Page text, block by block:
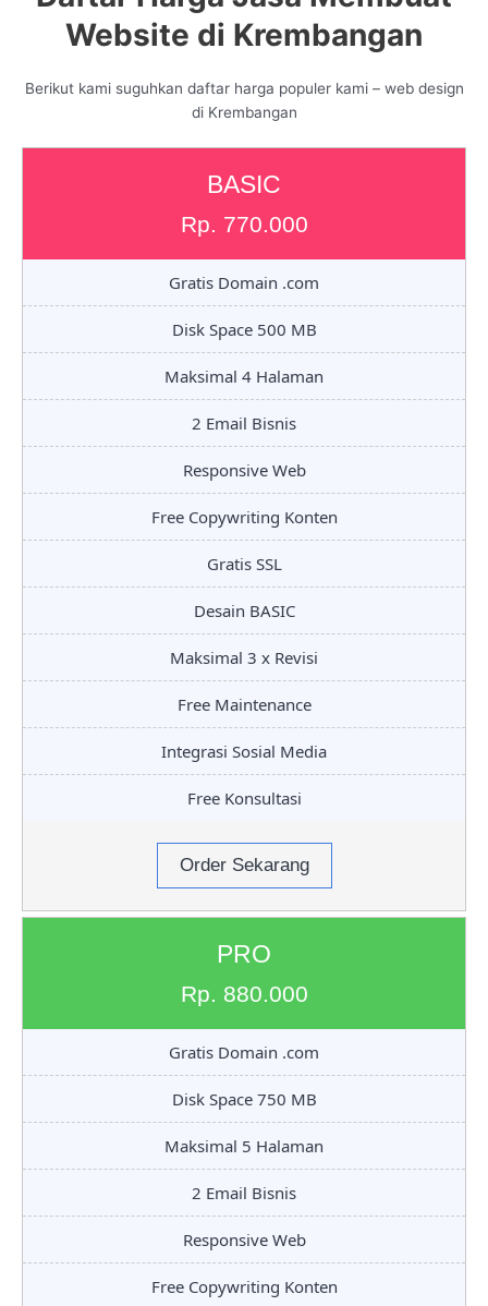
Website di Krembangan
Berikut kami suguhkan daftar harga populer kami – web design
di Krembangan
BASIC
Rp. 770.000
Gratis Domain .com
Disk Space 500 MB
Maksimal 4 Halaman
2 Email Bisnis
Responsive Web
Free Copywriting Konten
Gratis SSL
Desain BASIC
Maksimal 3 x Revisi
Free Maintenance
Integrasi Sosial Media
Free Konsultasi
Order Sekarang
PRO
Rp. 880.000
Gratis Domain .com
Disk Space 750 MB
Maksimal 5 Halaman
2 Email Bisnis
Responsive Web
Free Copywriting Konten